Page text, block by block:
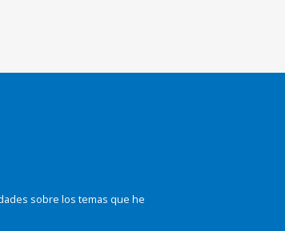
sobre los temas que he